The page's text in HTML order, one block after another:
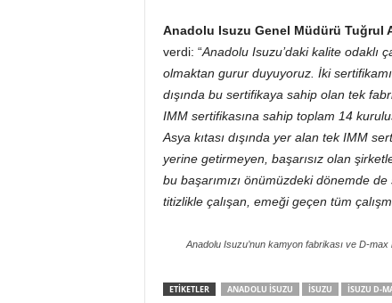
Anadolu Isuzu Genel Müdürü Tuğrul
verdi: “Anadolu Isuzu’daki kalite odaklı
olmaktan gurur duyuyoruz. İki
dışında bu sertifikaya sahip olan tek
IMM sertifikasına sahip toplam 14
Asya kıtası dışında yer alan tek IMM
yerine getirmeyen, başarısız olan
bu başarımızı önümüzdeki dönemde
titizlikle çalışan, emeği geçen tüm
Anadolu Isuzu’nun kamyon fabrikası ve D-
ETIKETLER ANADOLU ISUZU ISUZU ISUZU D-